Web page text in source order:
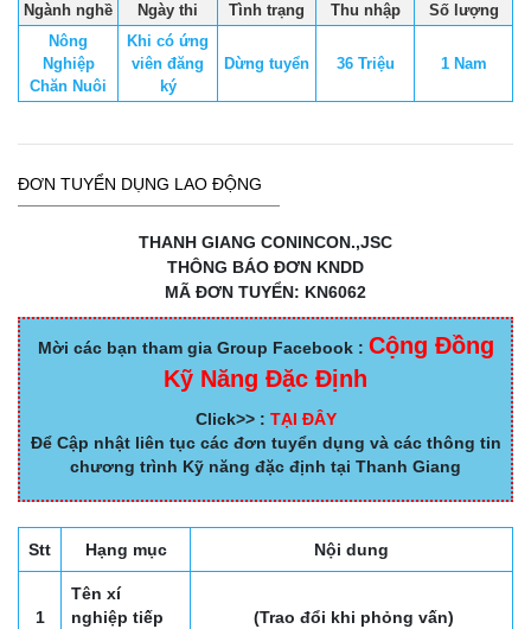
Ngành nghề Ngày thi Tình trạng Thu nhập
Số lượng
Nông
Nghiệp
Chăn Nuôi
Khi có ứng
viên đăng
ký
Dừng tuyển 36 Triệu 1 Nam
ĐƠN TUYỂN DỤNG LAO ĐỘNG
THANH GIANG CONINCON.,JSC
THÔNG BÁO ĐƠN KNDD
MÃ ĐƠN TUYỂN: KN6062
Mời các bạn tham gia Group Facebook : Cộng Đồng
Kỹ Năng Đặc Định
Click>> : TẠI ĐÂY
Để Cập nhật liên tục các đơn tuyển dụng và các thông tin
chương trình Kỹ năng đặc định tại Thanh Giang
Stt Hạng mục Nội dung
1
Tên xí
nghiệp tiếp
(Trao đổi khi phỏng vấn)